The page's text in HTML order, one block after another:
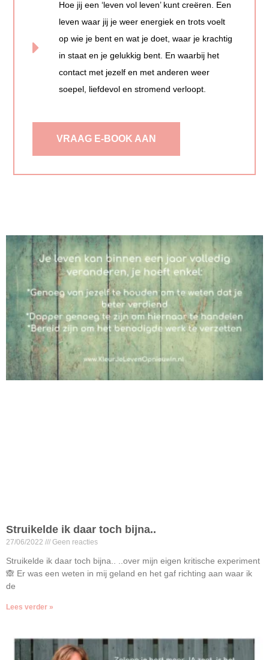
Hoe jij een ‘leven vol leven’ kunt creëren. Een
leven waar jij je weer energiek en trots voelt
op wie je bent en wat je doet, waar je krachtig
in staat en je gelukkig bent. En waarbij het
contact met jezelf en met anderen weer
soepel, liefdevol en stromend verloopt.
VRAAG E-BOOK AAN
Struikelde ik daar toch bijna..
27/06/2022 Geen reacties
Struikelde ik daar toch bijna.. ..over mijn eigen kritische experiment
🙈 Er was een weten in mij geland en het gaf richting aan waar ik
de
Lees verder »